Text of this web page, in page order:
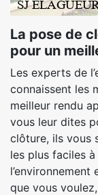
La pose de
pour un
Les experts de
connaissent les
meilleur rendu
vous leur dites
clôture, ils vous
les plus faciles
que vous